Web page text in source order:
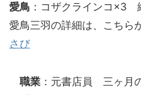
愛鳥 ：コザクラインコ×3
愛鳥三羽の詳細は、こちら
さび
職業 ：元書店員 三ヶ月